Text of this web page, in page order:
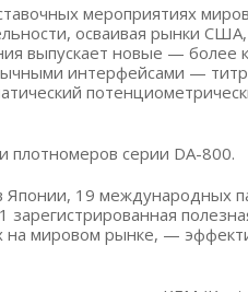
мероприятиях
осваивая рынки
выпускает новые — более
интерфейсами —
серии DA-800.
Японии, 19 международных
зарегистрированная
на мировом рынке, —